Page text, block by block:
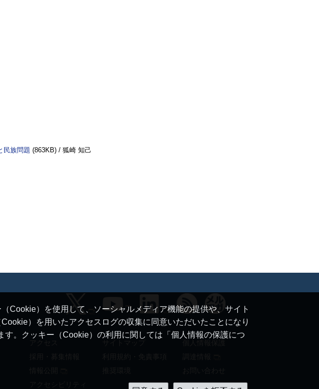
民族問題 (863KB) / 狐崎 知己
Cookie）を使用して、ソーシャルメディア機能の提供や、サイト
）を用いたアクセスログの収集に同意いただいたことになり
。クッキー（Cookie）の利用に関しては「個人情報の保護につ